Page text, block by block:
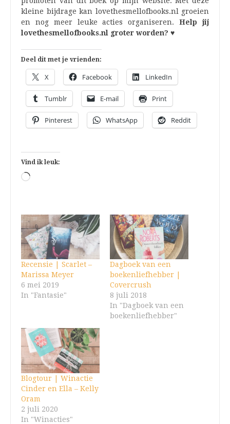
kleine bijdrage kan lovethesmellofbooks.nl groeien
en nog meer leuke acties organiseren.Help jij
lovethesmellofbooks.nl groter worden? ♥
Deel dit met je vrienden:
X Facebook LinkedIn
Tumblr E-mail Print
Pinterest WhatsApp Reddit
Vind ik leuk:
Aan
Recensie | Scarlet –
Marissa Meyer
6 mei 2019
In "Fantasie"
Dagboek van een
boekenliefhebber |
Covercrush
8 juli 2018
In "Dagboek van een
boekenliefhebber"
Blogtour | Winactie
Cinder en Ella – Kelly
Oram
2 juli 2020
In "Winacties"